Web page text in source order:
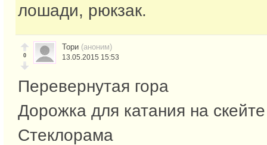
лошади, рюкзак.
0
Тори (аноним)
13.05.2015 15:53
Перевернутая гора
Дорожка для катания на скейте
Стеклорама